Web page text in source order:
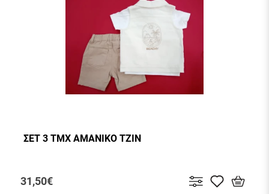
ΣΕΤ 3 ΤΜΧ ΑΜΑΝΙΚΟ ΤΖΙΝ
31,50€